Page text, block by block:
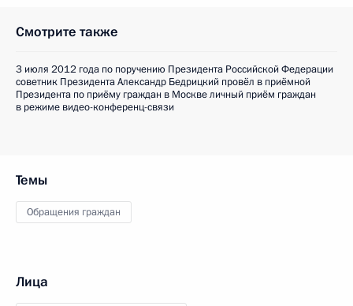
Смотрите также
3 июля 2012 года по поручению Президента Российской Федерации
советник Президента Александр Бедрицкий провёл в приёмной
Президента по приёму граждан в Москве личный приём граждан
в режиме видео-конференц-связи
Темы
Обращения граждан
Лица